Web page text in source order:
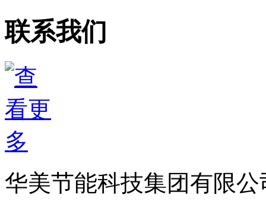
联系我们
华美节能科技集团有限公